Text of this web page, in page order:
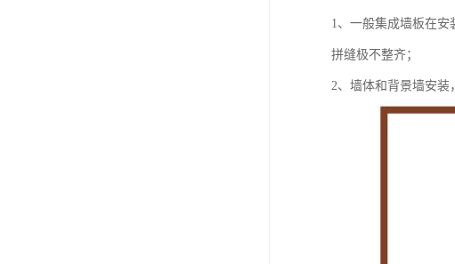
1、一般集成墙板在
拼缝极不整齐；
2、墙体和背景墙安装